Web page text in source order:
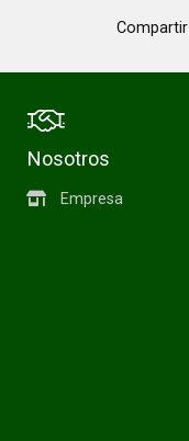
Compartir
Nosotros
Empresa